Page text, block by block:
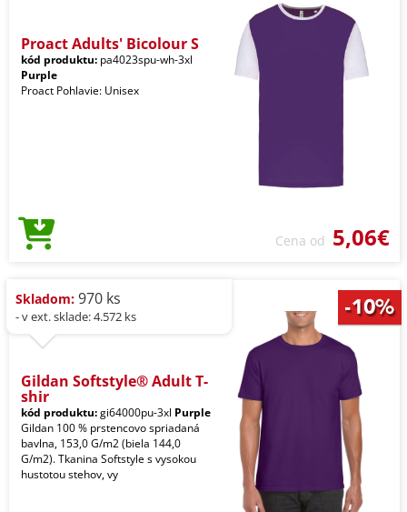
Proact Adults' Bicolour S
kód produktu: pa4023spu-wh-3xl
Purple
Proact Pohlavie: Unisex
Cena od 5,06€
Skladom: 970 ks
- v ext. sklade: 4.572 ks
Gildan Softstyle® Adult T-
shir
kód produktu:gi64000pu-3xl Purple
Gildan 100 % prstencovo spriadaná
bavlna, 153,0 G/m2 (biela 144,0
G/m2). Tkanina Softstyle s vysokou
hustotou stehov, vy